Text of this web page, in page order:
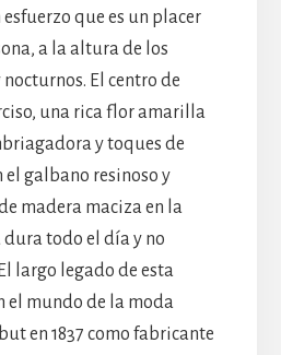
que es un placer
a la altura de los
El centro de
una rica flor amarilla
y toques de
el galbano resinoso y
madera maciza en la
dura todo el día y no
largo legado de esta
el mundo de la moda
en 1837 como fabricante